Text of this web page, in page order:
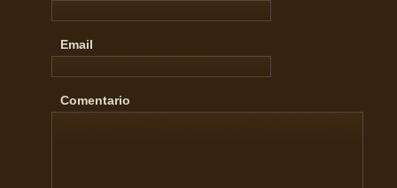
Email
Comentario